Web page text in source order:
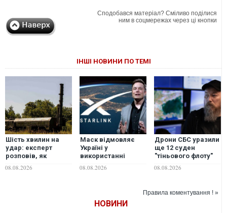
Сподобався матеріал? Сміливо поділися
ним в соцмережах через ці кнопки
ІНШІ НОВИНИ ПО ТЕМІ
Шість хвилин на
удар: експерт
розповів, як
Україна може
знищувати пускові
08.08.2026
Маск відмовляє
Україні у
використанні
Starlink для ударів
по території РФ
08.08.2026
Дрони СБС уразили
ще 12 суден
"тіньового флоту"
РФ
08.08.2026
Правила коментування ! »
НОВИНИ